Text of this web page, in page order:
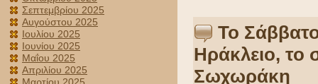
Σεπτεμβρίου 2025
Αυγούστου 2025
Ιουλίου 2025
Ιουνίου 2025
Μαΐου 2025
Απριλίου 2025
Το
Ηράκλειο, το
Σωχωράκη